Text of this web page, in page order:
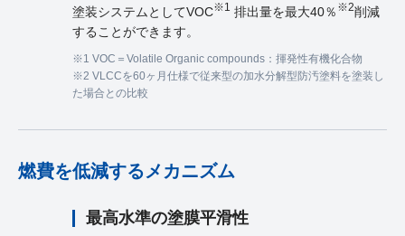
塗装システムとしてVOC※1 排出量を最大40％ ※2削減
することができます。
※1 VOC＝Volatile Organic compounds：揮発性有機化合物
※2 VLCCを60ヶ月仕様で従来型の加水分解型防汚塗料を塗装し
た場合との比較
燃費を低減するメカニズム
最高水準の塗膜平滑性